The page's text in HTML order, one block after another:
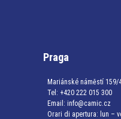
Praga
Mariánské náměstí 159/
Tel: +420 222 015 300
Email: info@camic.cz
Orari di apertura: lun –